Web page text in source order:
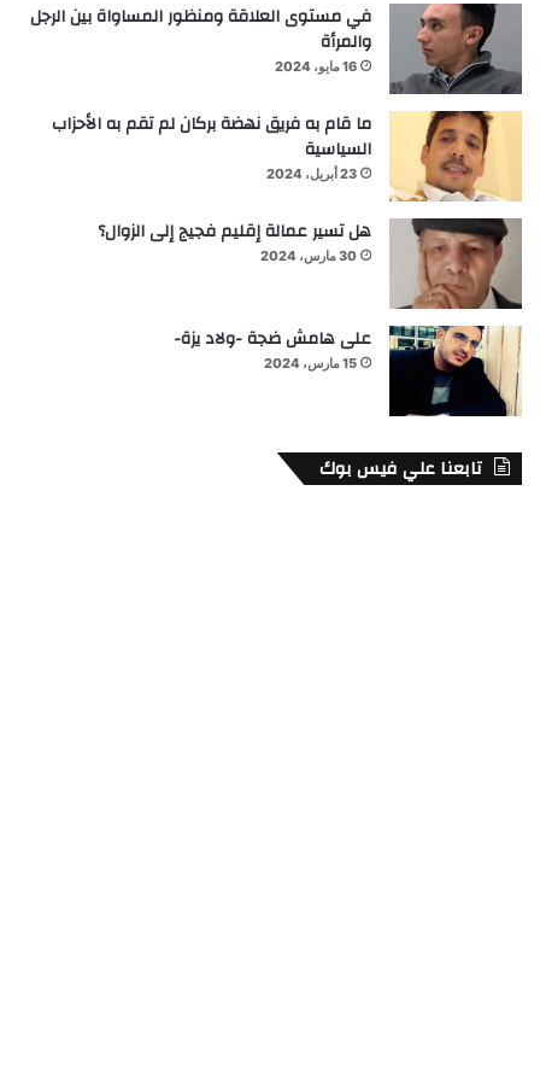
في مستوى العلاقة ومنظور المساواة بين الرجل
والمرأة
16 مايو، 2024
ما قام به فريق نهضة بركان لم تقم به الأحزاب
السياسية
23 أبريل، 2024
هل تسير عمالة إقليم فجيج إلى الزوال؟
30 مارس، 2024
على هامش ضجة -ولاد يزة-
15 مارس، 2024
تابعنا علي فيس بوك